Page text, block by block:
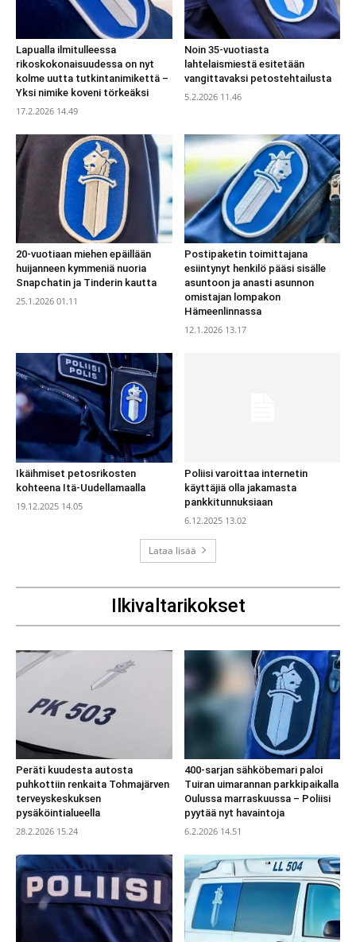
Lapualla ilmitulleessa
rikoskokonaisuudessa on nyt
kolme uutta tutkintanimikettä –
Yksi nimike koveni törkeäksi
17.2.2026 14.49
Noin 35-vuotiasta
lahtelaismiestä esitetään
vangittavaksi petostehtailusta
5.2.2026 11.46
20-vuotiaan miehen epäillään
huijanneen kymmeniä nuoria
Snapchatin ja Tinderin kautta
25.1.2026 01.11
Postipaketin toimittajana
esiintynyt henkilö pääsi sisälle
asuntoon ja anasti asunnon
omistajan lompakon
Hämeenlinnassa
12.1.2026 13.17
Ikäihmiset petosrikosten
kohteena Itä-Uudellamaalla
19.12.2025 14.05
Poliisi varoittaa internetin
käyttäjiä olla jakamasta
pankkitunnuksiaan
6.12.2025 13.02
Lataa lisää
Ilkivaltarikokset
Peräti kuudesta autosta
puhkottiin renkaita Tohmajärven
terveyskeskuksen
pysäköintialueella
28.2.2026 15.24
400-sarjan sähköbemari paloi
Tuiran uimarannan parkkipaikalla
Oulussa marraskuussa – Poliisi
pyytää nyt havaintoja
6.2.2026 14.51